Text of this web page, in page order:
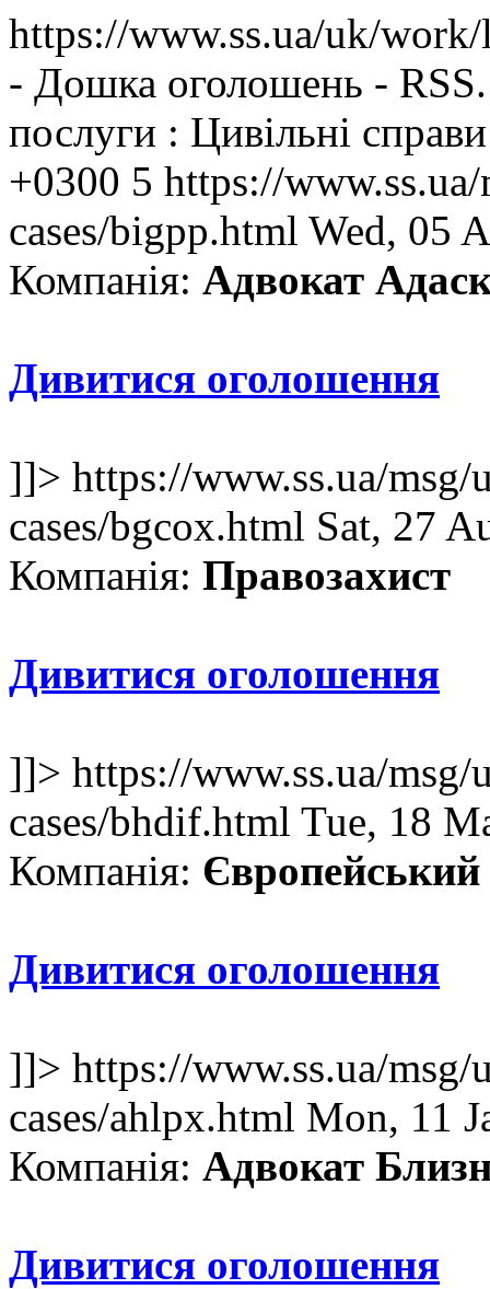
https://www.ss.ua/uk/
- Дошка оголошень -
послуги : Цивільні справи
+0300 5 https://
cases/bigpp.html Wed, 05
Компанія: Адвокат
Дивитися оголошення
]]> https://www.ss.ua/
cases/bgcox.html Sat, 27
Компанія: Правозахист
Дивитися оголошення
]]> https://www.ss.ua/
cases/bhdif.html Tue, 18
Компанія: Європейський
Дивитися оголошення
]]> https://www.ss.ua/
cases/ahlpx.html Mon, 11
Компанія: Адвокат
Дивитися оголошення